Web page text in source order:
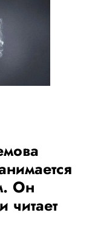
Он
читает